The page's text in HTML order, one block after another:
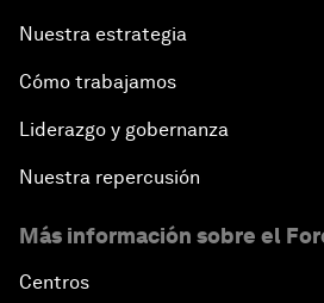
Nuestra estrategia
Cómo trabajamos
Liderazgo y gobernanza
Nuestra repercusión
Más información sobre el
Centros